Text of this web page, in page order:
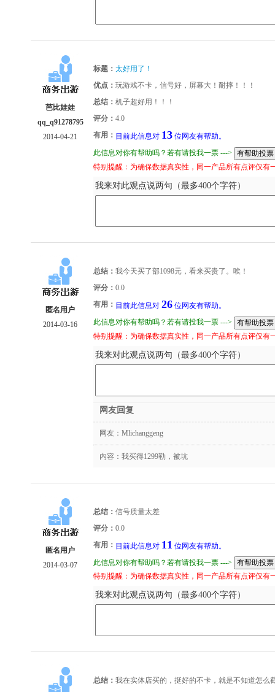
芭比娃娃
qq_q91278795
2014-04-21
标题： 太好用了！
优点： 玩游戏不卡，信号好，屏幕大！耐摔！！！
总结： 机子超好用！！！
评分： 4.0
有用： 目前此信息对 13 位网友有帮助。
此信息对你有帮助吗？若有请投我一票 --->
特别提醒：为确保数据真实性，同一产品所有点评仅有
我来对此观点说两句（最多400个字符）
匿名用户
2014-03-16
总结： 我今天买了部1098元，看来买贵了。唉！
评分： 0.0
有用： 目前此信息对 26 位网友有帮助。
此信息对你有帮助吗？若有请投我一票 --->
特别提醒：为确保数据真实性，同一产品所有点评仅有
我来对此观点说两句（最多400个字符）
网友回复
网友： Mlichanggeng
内容：我买得1299勒，被坑
匿名用户
2014-03-07
总结： 信号质量太差
评分： 0.0
有用： 目前此信息对 11 位网友有帮助。
此信息对你有帮助吗？若有请投我一票 --->
特别提醒：为确保数据真实性，同一产品所有点评仅有
我来对此观点说两句（最多400个字符）
总结： 我在实体店买的，挺好的不卡，就是不知道怎么